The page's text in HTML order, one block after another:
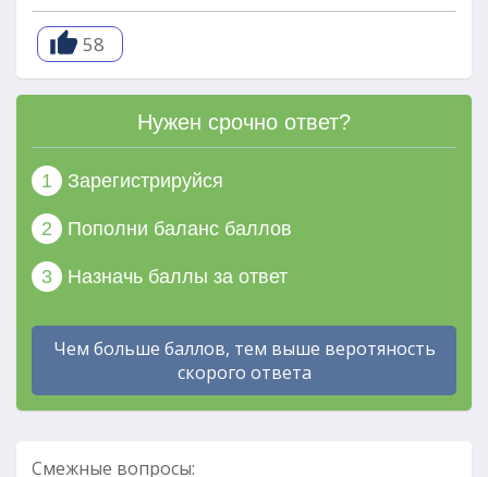
58
Нужен срочно ответ?
1 Зарегистрируйся
2 Пополни баланс баллов
3 Назначь баллы за ответ
Чем больше баллов, тем выше веротяность
скорого ответа
Смежные вопросы: